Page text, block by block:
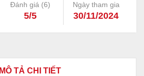
Đánh giá (6)
5/5
Ngày tham gia
30/11/2024
MÔ TẢ CHI TIẾT